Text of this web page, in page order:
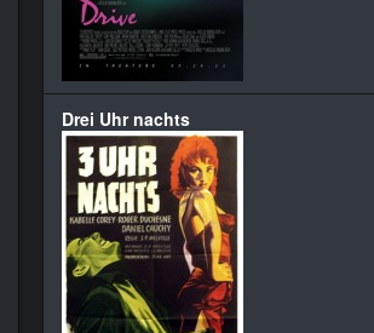
Drei Uhr nachts